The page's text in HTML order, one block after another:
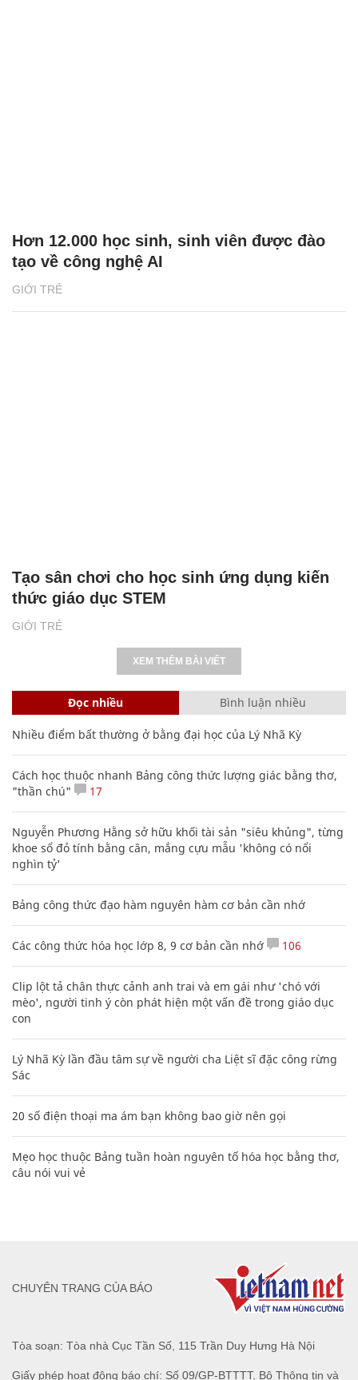
GIỚI TRẺ
Hơn 12.000 học sinh, sinh viên được đào
tạo về công nghệ AI
GIỚI TRẺ
Tạo sân chơi cho học sinh ứng dụng kiến
thức giáo dục STEM
XEM THÊM BÀI VIẾT
Đọc nhiều Bình luận nhiều
Nhiều điểm bất thường ở bằng đại học của Lý Nhã Kỳ
Cách học thuộc nhanh Bảng công thức lượng giác bằng thơ,
"thần chú"
17
Nguyễn Phương Hằng sở hữu khối tài sản "siêu khủng", từng
khoe sổ đỏ tính bằng cân, mắng cựu mẫu 'không có nổi
nghìn tỷ'
Bảng công thức đạo hàm nguyên hàm cơ bản cần nhớ
Các công thức hóa học lớp 8, 9 cơ bản cần nhớ 106
Clip lột tả chân thực cảnh anh trai và em gái như 'chó với
mèo', người tinh ý còn phát hiện một vấn đề trong giáo dục
con
Lý Nhã Kỳ lần đầu tâm sự về người cha Liệt sĩ đặc công rừng
Sác
20 số điện thoại ma ám bạn không bao giờ nên gọi
Mẹo học thuộc Bảng tuần hoàn nguyên tố hóa học bằng thơ,
câu nói vui vẻ
Tòa soạn: Tòa nhà Cục Tần Số, 115 Trần Duy Hưng Hà Nội
Giấy phép hoạt động báo chí: Số 09/GP-BTTTT, Bộ Thông tin và
CHUYÊN TRANG CỦA BÁO